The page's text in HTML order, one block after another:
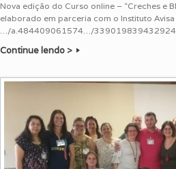
Nova edição do Curso online – “Creches e
elaborado em parceria com o Instituto
…/a.484409061574…/
Continue lendo >